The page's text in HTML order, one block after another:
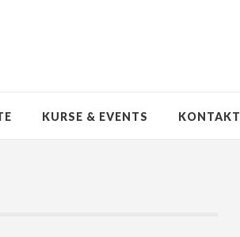
KURSE & EVENTS KONTAKT